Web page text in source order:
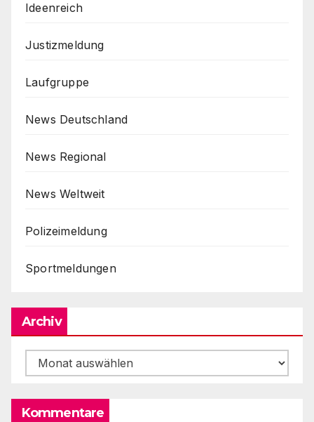
Ideenreich
Justizmeldung
Laufgruppe
News Deutschland
News Regional
News Weltweit
Polizeimeldung
Sportmeldungen
Archiv
Archiv
Kommentare